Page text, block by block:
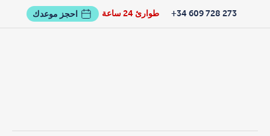
طوارئ 24 ساعة 273 728 609 34+ احجز موعدك